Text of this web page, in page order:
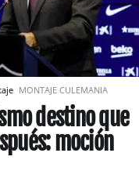
MONTAJE CULEMANIA
destino que
moción